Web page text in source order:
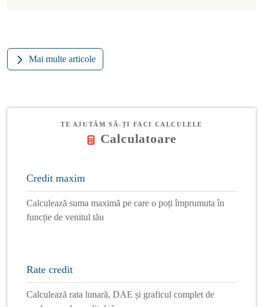
Mai multe articole
TE AJUTĂM SĂ-ȚI FACI CALCULELE
Calculatoare
Credit maxim
Calculează suma maximă pe care o poți împrumuta în
funcție de venitul tău
Rate credit
Calculează rata lunară, DAE și graficul complet de